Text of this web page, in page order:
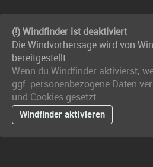
(!) Windfinder ist deaktiviert
Die Windvorhersage wird von
bereitgestellt.
Wenn du Windfinder aktivierst,
ggf. personenbezogene Daten
und Cookies gesetzt.
Windfinder aktivieren